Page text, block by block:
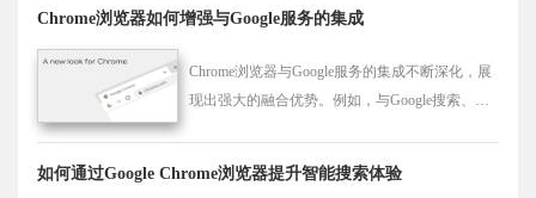
Chrome浏览器如何增强与Google服务的集成
Chrome浏览器与Google服务的集成不断深化，展
现出强大的融合优势。例如，与Google搜索、Go
的高效服务体验，极大地提高了工作和生活效
如何通过Google Chrome浏览器提升智能搜索体验